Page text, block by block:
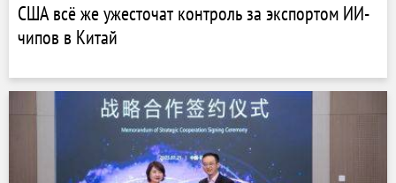
США всё же ужесточат контроль за экспортом ИИ-
чипов в Китай